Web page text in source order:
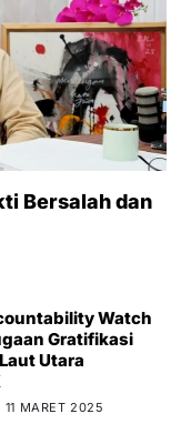
Bersalah dan
Watch
Gratifikasi
Utara
11 MARET 2025